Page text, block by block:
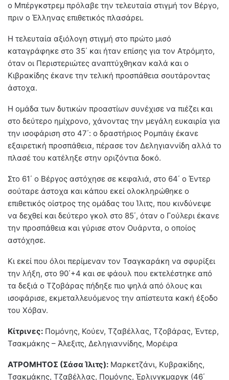
ο Μπέργκστρεμ πρόλαβε την τελευταία στιγμή τον Βέργο,
πριν ο Έλληνας επιθετικός πλασάρει.
Η τελευταία αξιόλογη στιγμή στο πρώτο μισό
καταγράφηκε στο 35΄ και ήταν επίσης για τον Ατρόμητο,
όταν οι Περιστεριώτες αναπτύχθηκαν καλά και ο
Κιβρακίδης έκανε την τελική προσπάθεια σουτάροντας
άστοχα.
Η ομάδα των δυτικών προαστίων συνέχισε να πιέζει και
στο δεύτερο ημίχρονο, χάνοντας την μεγάλη ευκαιρία για
την ισοφάριση στο 47΄: ο δραστήριος Ρομπάιγ έκανε
εξαιρετική προσπάθεια, πέρασε τον Δεληγιαννίδη αλλά το
πλασέ του κατέληξε στην οριζόντια δοκό.
Στο 61΄ ο Βέργος αστόχησε σε κεφαλιά, στο 64΄ ο Έντερ
σούταρε άστοχα και κάπου εκεί ολοκληρώθηκε ο
επιθετικός οίστρος της ομάδας του Ίλιτς, που κινδύνεψε
να δεχθεί και δεύτερο γκολ στο 85΄, όταν ο Γούλερι έκανε
την προσπάθεια και γύρισε στον Ουάρντα, ο οποίος
αστόχησε.
Κι εκεί που όλοι περίμεναν τον Τσαγκαράκη να σφυρίξει
την λήξη, στο 90΄+4 και σε φάουλ που εκτελέστηκε από
τα δεξιά ο Τζοβάρας πήδηξε πιο ψηλά από όλους και
ισοφάρισε, εκμεταλλευόμενος την απίστευτα κακή έξοδο
του Χόβαν.
Κίτρινες: Πομόνης, Κούεν, Τζαβέλλας, Τζοβάρας, Έντερ,
Τσακμάκης – Άλεξιτς, Δεληγιαννίδης, Μορέιρα
ΑΤΡΟΜΗΤΟΣ (Σάσα Ίλιτς): Mαρκετζάνι, Κυβρακίδης,
Τσακμάκης, Τζαβέλλας, Πομόνης, Έρλινγκμαργκ (46΄